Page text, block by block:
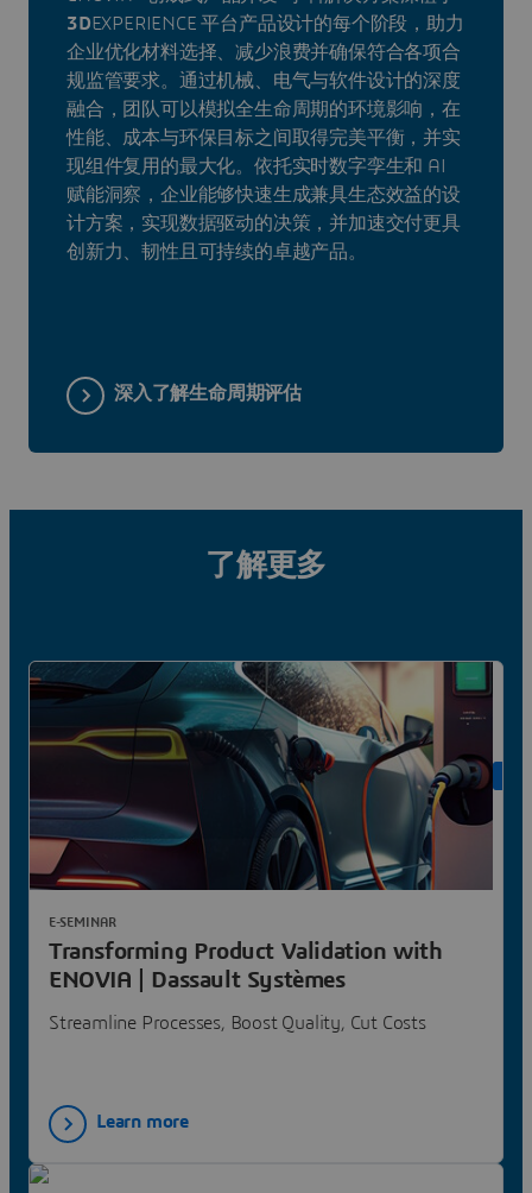
3DEXPERIENCE 平台产品设计的每个阶段，助力
企业优化材料选择、减少浪费并确保符合各项合
规监管要求。通过机械、电气与软件设计的深度
融合，团队可以模拟全生命周期的环境影响，在
性能、成本与环保目标之间取得完美平衡，并实
现组件复用的最大化。依托实时数字孪生和 AI
赋能洞察，企业能够快速生成兼具生态效益的设
计方案，实现数据驱动的决策，并加速交付更具
创新力、韧性且可持续的卓越产品。
深入了解生命周期评估
了解更多
Transforming Product Validation with
ENOVIA | Dassault Systèmes
Streamline Processes, Boost Quality, Cut Costs
E-SEMINAR
Learn more